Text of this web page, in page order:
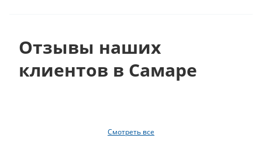
Отзывы наших
клиентов в Самаре
Смотреть все